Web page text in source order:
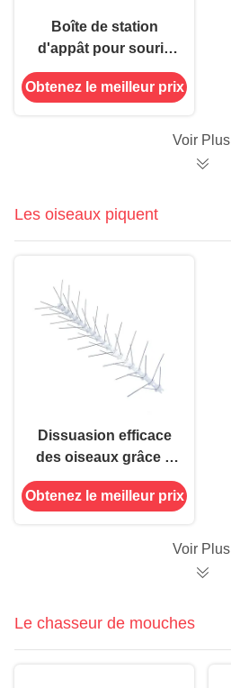
Boîte de station
d'appât pour souris
en plastique durable
et efficace pour lutter
Obtenez le meilleur prix
Voir Plus
Les oiseaux piquent
Dissuasion efficace
des oiseaux grâce à
des pointes en forme
de V de qualité
Obtenez le meilleur prix
Voir Plus
Le chasseur de mouches